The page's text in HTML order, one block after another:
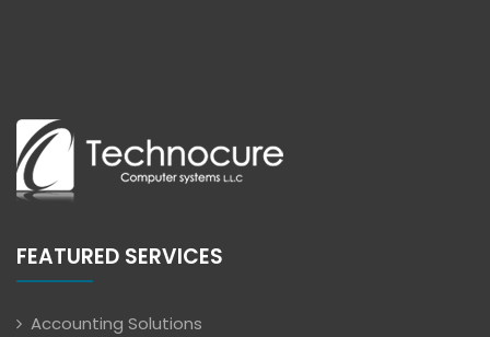
FEATURED SERVICES
Accounting Solutions